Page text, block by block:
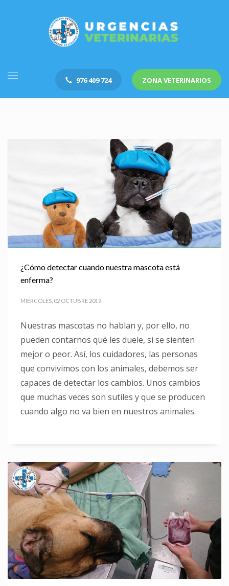
976 409 724 ZONA VETERINARIOS
¿Cómo detectar cuando nuestra mascota está
enferma?
MIÉRCOLES, 02 OCTUBRE 2019
Nuestras mascotas no hablan y, por ello, no
pueden contarnos qué les duele, si se sienten
mejor o peor. Así, los cuidadores, las personas
que convivimos con los animales, debemos ser
capaces de detectar los cambios. Unos cambios
que muchas veces son sutiles y que se producen
cuando algo no va bien en nuestros animales.